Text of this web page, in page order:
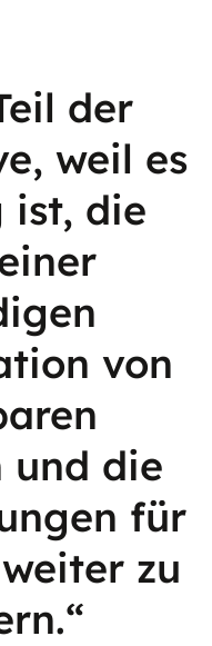
der
weil es
ist, die
von
und die
für
zu